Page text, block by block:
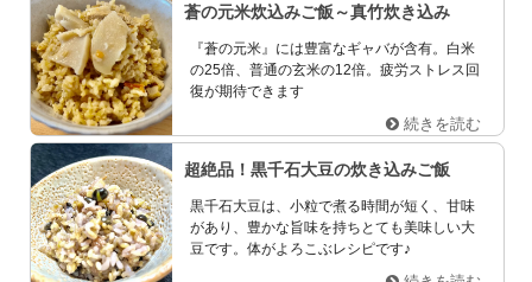
蒼の元米炊込みご飯～真竹炊き込み
『蒼の元米』には豊富なギャバが含有。白米
の25倍、普通の玄米の12倍。疲労ストレス回
復が期待できます
続きを読む
超絶品！黒千石大豆の炊き込みご飯
黒千石大豆は、小粒で煮る時間が短く、甘味
があり、豊かな旨味を持ちとても美味しい大
豆です。体がよろこぶレシピです♪